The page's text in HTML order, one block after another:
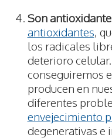
Son
antioxidantes,
los radicales
deterioro
conseguiremos
producen en
diferentes
envejecimiento
degenerativas e